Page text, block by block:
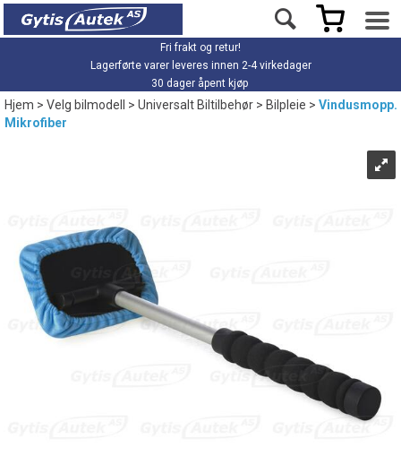
Fri frakt og retur!
Lagerførte varer leveres innen 2-4 virkedager
30 dager åpent kjøp
Hjem>Velg bilmodell >Universalt Biltilbehør>Bilpleie>Vindusmopp.
Mikrofiber